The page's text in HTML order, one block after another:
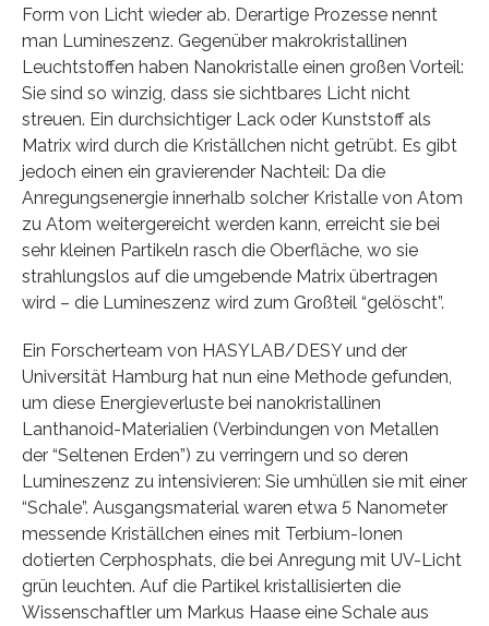
Form von Licht wieder ab. Derartige Prozesse nennt
man Lumineszenz. Gegenüber makrokristallinen
Leuchtstoffen haben Nanokristalle einen großen Vorteil:
Sie sind so winzig, dass sie sichtbares Licht nicht
streuen. Ein durchsichtiger Lack oder Kunststoff als
Matrix wird durch die Kriställchen nicht getrübt. Es gibt
jedoch einen ein gravierender Nachteil: Da die
Anregungsenergie innerhalb solcher Kristalle von Atom
zu Atom weitergereicht werden kann, erreicht sie bei
sehr kleinen Partikeln rasch die Oberfläche, wo sie
strahlungslos auf die umgebende Matrix übertragen
wird – die Lumineszenz wird zum Großteil “gelöscht”.
Ein Forscherteam von HASYLAB/DESY und der
Universität Hamburg hat nun eine Methode gefunden,
um diese Energieverluste bei nanokristallinen
Lanthanoid-Materialien (Verbindungen von Metallen
der “Seltenen Erden”) zu verringern und so deren
Lumineszenz zu intensivieren: Sie umhüllen sie mit einer
“Schale”. Ausgangsmaterial waren etwa 5 Nanometer
messende Kriställchen eines mit Terbium-Ionen
dotierten Cerphosphats, die bei Anregung mit UV-Licht
grün leuchten. Auf die Partikel kristallisierten die
Wissenschaftler um Markus Haase eine Schale aus